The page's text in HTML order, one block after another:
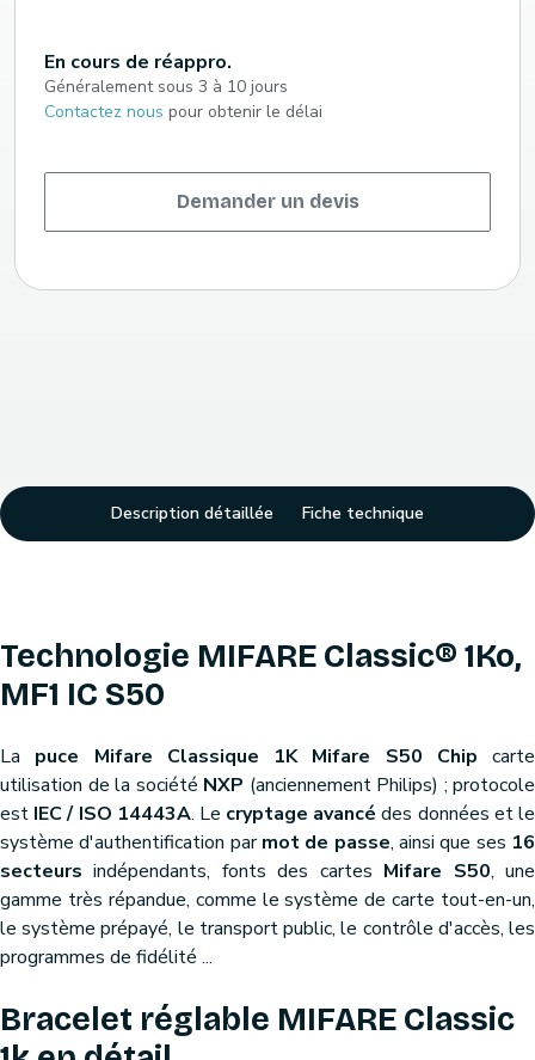
En cours de réappro.
Généralement sous 3 à 10 jours
Contactez nous pour obtenir le délai
Demander un devis
Description détaillée Fiche technique
Technologie MIFARE Classic® 1Ko,
MF1 IC S50
La puce Mifare Classique 1K Mifare S50 Chip carte
utilisation de la société NXP (anciennement Philips) ; protocole
est IEC / ISO 14443A. Le cryptage avancé des données et le
système d'authentification parmot de passe, ainsi que ses 16
secteurs indépendants, fonts des cartes Mifare S50, une
gamme très répandue, comme le système de carte tout-en-un,
le système prépayé, le transport public, le contrôle d'accès, les
programmes de fidélité ...
Bracelet réglable MIFARE Classic